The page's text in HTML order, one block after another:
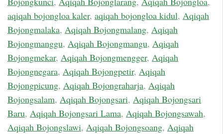
aqiqah bojongloa kaler, aqiqah bojongloa kidul, Aqiqah
Bojongmalaka, Aqiqah Bojongmalang, Aqiqah
Bojongmanggu, Aqiqah Bojongmangu, Aqiqah
Bojongmekar, Aqiqah Bojongmengger, Aqiqah
Bojongnegara, Aqiqah Bojongpetir, Aqiqah
Bojongpicung, Aqiqah Bojongraharja, Aqiqah
Bojongsalam, Aqiqah Bojongsari, Aqiqah Bojongsari
Baru, Aqiqah Bojongsari Lama, Aqiqah Bojongsawah,
Aqiqah Bojongslawi, Aqiqah Bojongsoang, Aqiqah